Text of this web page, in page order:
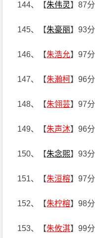
144、【朱伟灵】87分
145、【朱豪丽】93分
146、【朱浩允】97分
147、【朱瀚柯】96分
148、【朱翎芸】97分
149、【朱声沐】96分
150、【朱念煕】93分
151、【朱洹榕】97分
152、【朱柠榕】98分
153、【朱攸淇】99分